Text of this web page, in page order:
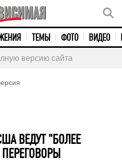
ТЕМЫ ФОТО ВИДЕО
версию сайта
ВЕДУТ "БОЛЕЕ